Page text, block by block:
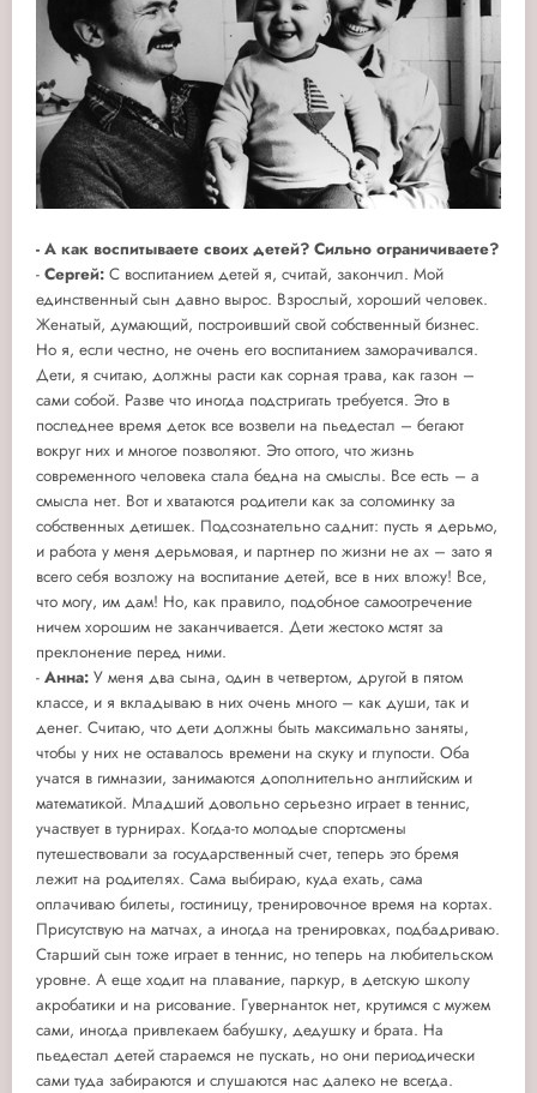
- А как воспитываете своих детей? Сильно ограничиваете?
- Сергей: С воспитанием детей я, считай, закончил. Мой
единственный сын давно вырос. Взрослый, хороший человек.
Женатый, думающий, построивший свой собственный бизнес.
Но я, если честно, не очень его воспитанием заморачивался.
Дети, я считаю, должны расти как сорная трава, как газон –
сами собой. Разве что иногда подстригать требуется. Это в
последнее время деток все возвели на пьедестал – бегают
вокруг них и многое позволяют. Это оттого, что жизнь
современного человека стала бедна на смыслы. Все есть – а
смысла нет. Вот и хватаются родители как за соломинку за
собственных детишек. Подсознательно саднит: пусть я дерьмо,
и работа у меня дерьмовая, и партнер по жизни не ах – зато я
всего себя возложу на воспитание детей, все в них вложу! Все,
что могу, им дам! Но, как правило, подобное самоотречение
ничем хорошим не заканчивается. Дети жестоко мстят за
преклонение перед ними.
- Анна: У меня два сына, один в четвертом, другой в пятом
классе, и я вкладываю в них очень много – как души, так и
денег. Считаю, что дети должны быть максимально заняты,
чтобы у них не оставалось времени на скуку и глупости. Оба
учатся в гимназии, занимаются дополнительно английским и
математикой. Младший довольно серьезно играет в теннис,
участвует в турнирах. Когда-то молодые спортсмены
путешествовали за государственный счет, теперь это бремя
лежит на родителях. Сама выбираю, куда ехать, сама
оплачиваю билеты, гостиницу, тренировочное время на кортах.
Присутствую на матчах, а иногда на тренировках, подбадриваю.
Старший сын тоже играет в теннис, но теперь на любительском
уровне. А еще ходит на плавание, паркур, в детскую школу
акробатики и на рисование. Гувернанток нет, крутимся с мужем
сами, иногда привлекаем бабушку, дедушку и брата. На
пьедестал детей стараемся не пускать, но они периодически
сами туда забираются и слушаются нас далеко не всегда.